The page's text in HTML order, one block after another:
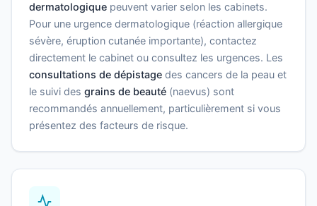
dermatologique peuvent varier selon les cabinets.
Pour une urgence dermatologique (réaction allergique
sévère, éruption cutanée importante), contactez
directement le cabinet ou consultez les urgences. Les
consultations de dépistage des cancers de la peau et
le suivi des grains de beauté (naevus) sont
recommandés annuellement, particulièrement si vous
présentez des facteurs de risque.